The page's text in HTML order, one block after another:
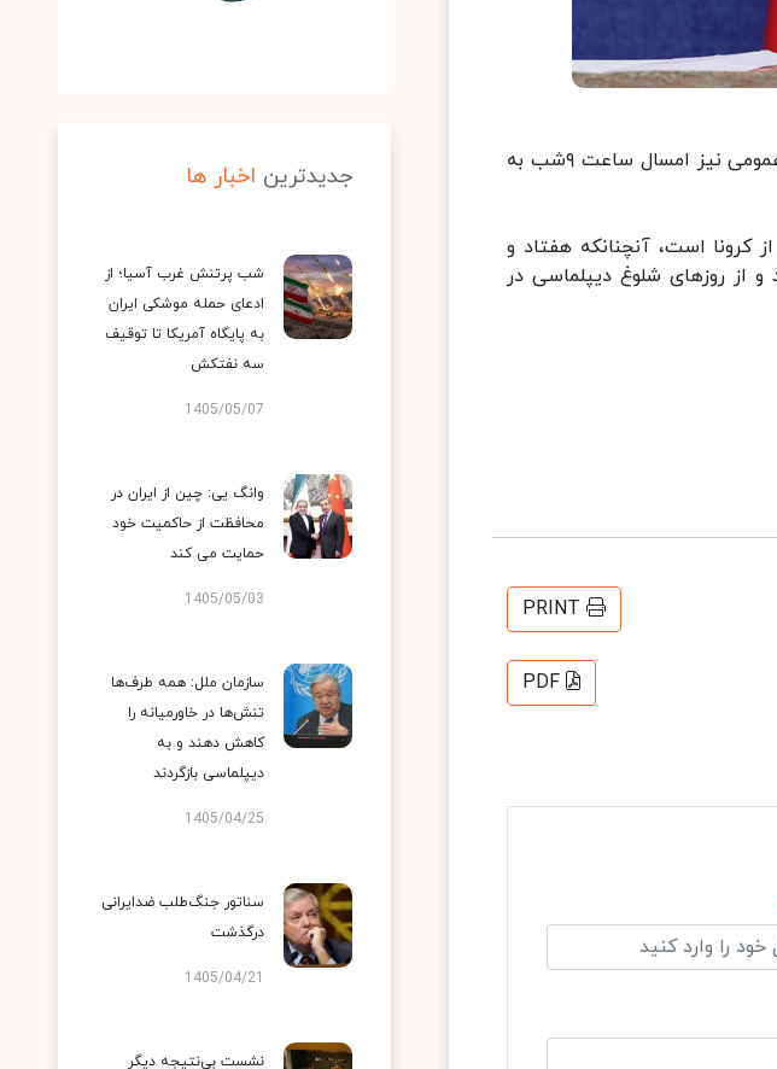
ایرنا: «علیرضا معزی» در حساب توییتری خود نوشت: هشتمین سخنرانی روحانی در مجمع عمومی نیز امسال ساعت ۹شب به
کرونا است، آنچنانکه هفتاد و
از روزهای شلوغ دیپلماسی در
PRINT
PDF
جدیدترین اخبار ها
شب پرتنش غرب آسیا؛ از
ادعای حمله موشکی ایران
به پایگاه آمریکا تا توقیف
سه نفتکش
1405/05/07
وانگ یی: چین از ایران در
محافظت از حاکمیت خود
حمایت می کند
1405/05/03
سازمان ملل: همه طرف‌ها
تنش‌ها در خاورمیانه را
کاهش دهند و به
دیپلماسی بازگردند
1405/04/25
سناتور جنگ‌طلب ضدایرانی
درگذشت
1405/04/21
نشست بی‌نتیجه دیگر